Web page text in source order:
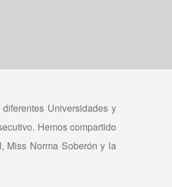
Universidades y
Hemos compartido
Miss Norma Soberón y la